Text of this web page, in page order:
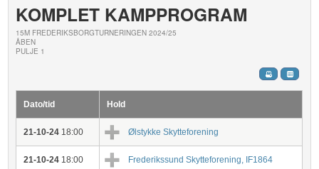
KOMPLET KAMPPROGRAM
15M FREDERIKSBORGTURNERINGEN 2024/25
ÅBEN
PULJE 1
Dato/tid Hold
21-10-24 18:00 Ølstykke Skytteforening
21-10-24 18:00 Frederikssund Skytteforening, IF1864